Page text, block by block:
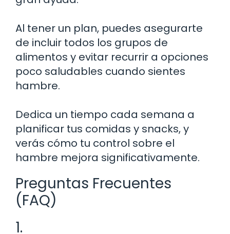
Al tener un plan, puedes asegurarte
de incluir todos los grupos de
alimentos y evitar recurrir a opciones
poco saludables cuando sientes
hambre.
Dedica un tiempo cada semana a
planificar tus comidas y snacks, y
verás cómo tu control sobre el
hambre mejora significativamente.
Preguntas Frecuentes
(FAQ)
1.